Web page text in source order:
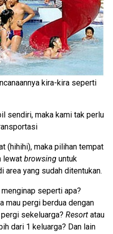
kira-kira seperti
sendiri, maka kami tak perlu
(hihihi), maka pilihan tempat
lewat browsing untuk
area yang sudah ditentukan.
seperti apa?
mau pergi berdua dengan
sekeluarga? Resort atau
dari 1 keluarga? Dan lain